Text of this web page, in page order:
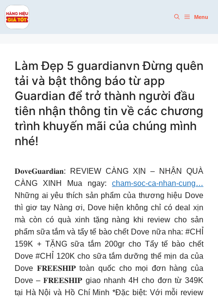
Skip
to
content
Menu
Làm Đẹp 5 guardianvn Đừng quên
tải và bật thông báo từ app
Guardian để trở thành người đầu
tiên nhận thông tin về các chương
trình khuyến mãi của chúng mình
nhé!
𝐃𝐨𝐯𝐞𝐆𝐮𝐚𝐫𝐝𝐢𝐚𝐧: REVIEW CÀNG XỊN – NHẬN QUÀ
CÀNG XINH Mua ngay: cham-soc-ca-nhan-cung…
Những ai yêu thích sản phẩm của thương hiệu Dove
thì giơ tay Nàng ơi, Dove hiện không chỉ có deal xịn
mà còn có quà xinh tặng nàng khi review cho sản
phẩm sữa tắm và tẩy tế bào chết Dove nữa nha: #CHỈ
159K + TẶNG sữa tắm 200gr cho Tẩy tế bào chết
Dove #CHỈ 120K cho sữa tắm dưỡng thể mịn da của
Dove 𝐅𝐑𝐄𝐄𝐒𝐇𝐈𝐏 toàn quốc cho mọi đơn hàng của
Dove – 𝐅𝐑𝐄𝐄𝐒𝐇𝐈𝐏 giao nhanh 4H cho đơn từ 349K
tại Hà Nội và Hồ Chí Minh *Đặc biệt: Với mỗi review